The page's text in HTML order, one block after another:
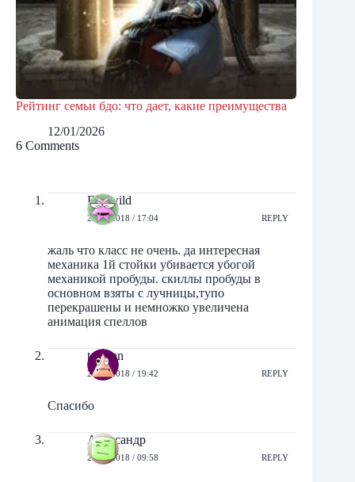
Рейтинг семьи бдо: что дает, какие преимущества
12/01/2026
6 Comments
Fearwild
22/05/2018 / 17:04 REPLY
жаль что класс не очень. да интересная
механика 1й стойки убивается убогой
механикой пробуды. скиллы пробуды в
основном взяты с лучницы,тупо
перекрашены и немножко увеличена
анимация спеллов
tan_tan
22/05/2018 / 19:42 REPLY
Спасибо
Александр
23/05/2018 / 09:58 REPLY